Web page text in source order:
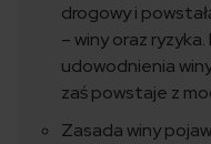
drogowy i
– winy oraz
udowodnienia
zaś powstaje z
Zasada winy